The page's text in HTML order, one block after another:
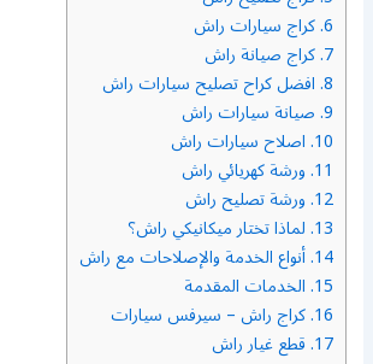
6. كراج سيارات راش
7. كراج صيانة راش
8. افضل كراح تصليح سيارات راش
9. صيانة سيارات راش
10. اصلاح سيارات راش
11. ورشة كهريائي راش
12. ورشة تصليح راش
13. لماذا تختار ميكانيكي راش؟
14. أنواع الخدمة والإصلاحات مع راش
15. الخدمات المقدمة
16. كراج راش – سيرفس سيارات
17. قطع غيار راش